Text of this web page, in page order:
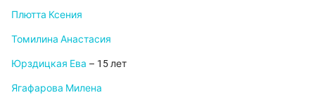
Плютта Ксения
Томилина Анастасия
Юрздицкая Ева – 15 лет
Ягафарова Милена